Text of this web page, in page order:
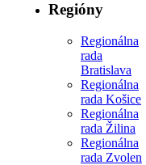
Regióny
Regionálna
rada
Bratislava
Regionálna
rada Košice
Regionálna
rada Žilina
Regionálna
rada Zvolen